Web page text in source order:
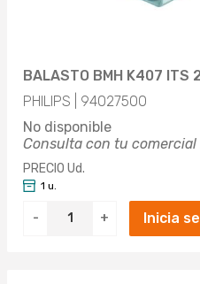
BALASTO BMH K407 ITS
PHILIPS | 94027500
No disponible
Consulta con tu
PRECIO Ud.
- +
1 u.
Inicia